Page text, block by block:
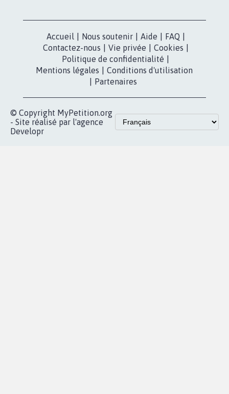
Accueil Nous soutenir Aide FAQ
Contactez-nous
Vie privée Cookies
Politique de confidentialité
Mentions légales
Conditions d'utilisation
Partenaires
© Copyright MyPetition.org
- Site réalisé par l'agence
Developr